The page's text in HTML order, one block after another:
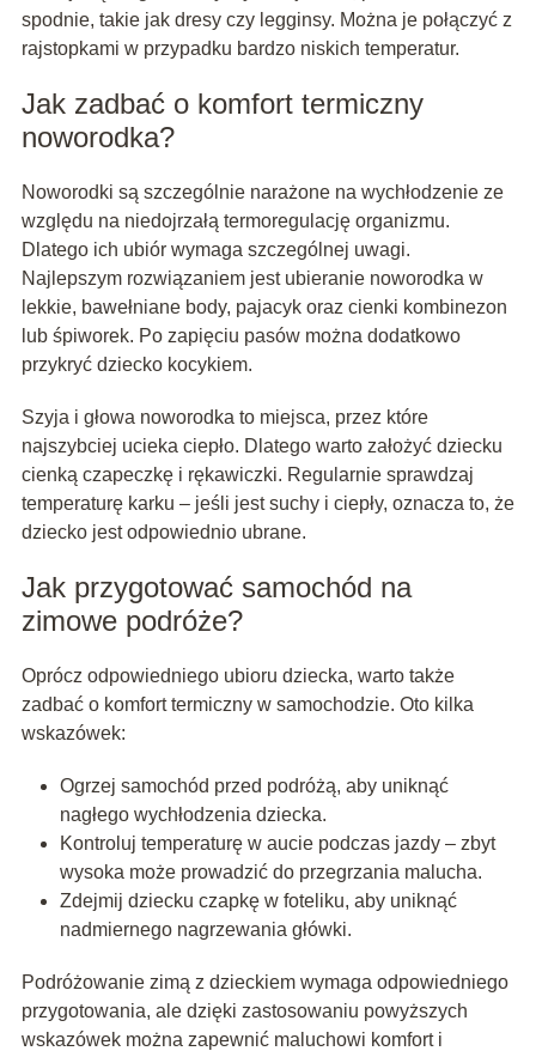
spodnie, takie jak dresy czy legginsy. Można je połączyć z
rajstopkami w przypadku bardzo niskich temperatur.
Jak zadbać o komfort termiczny
noworodka?
Noworodki są szczególnie narażone na wychłodzenie ze
względu na niedojrzałą termoregulację organizmu.
Dlatego ich ubiór wymaga szczególnej uwagi.
Najlepszym rozwiązaniem jest ubieranie noworodka w
lekkie, bawełniane body, pajacyk oraz cienki kombinezon
lub śpiworek. Po zapięciu pasów można dodatkowo
przykryć dziecko kocykiem.
Szyja i głowa noworodka to miejsca, przez które
najszybciej ucieka ciepło. Dlatego warto założyć dziecku
cienką czapeczkę i rękawiczki. Regularnie sprawdzaj
temperaturę karku – jeśli jest suchy i ciepły, oznacza to, że
dziecko jest odpowiednio ubrane.
Jak przygotować samochód na
zimowe podróże?
Oprócz odpowiedniego ubioru dziecka, warto także
zadbać o komfort termiczny w samochodzie. Oto kilka
wskazówek:
Ogrzej samochód przed podróżą, aby uniknąć
nagłego wychłodzenia dziecka.
Kontroluj temperaturę w aucie podczas jazdy – zbyt
wysoka może prowadzić do przegrzania malucha.
Zdejmij dziecku czapkę w foteliku, aby uniknąć
nadmiernego nagrzewania główki.
Podróżowanie zimą z dzieckiem wymaga odpowiedniego
przygotowania, ale dzięki zastosowaniu powyższych
wskazówek można zapewnić maluchowi komfort i